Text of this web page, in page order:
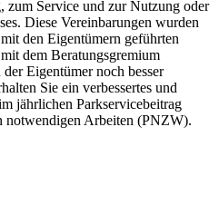
zum Service und zur Nutzung oder
Diese Vereinbarungen wurden
den Eigentümern geführten
dem Beratungsgremium
der Eigentümer noch besser
Sie ein verbessertes und
jährlichen Parkservicebeitrag
notwendigen Arbeiten (PNZW).